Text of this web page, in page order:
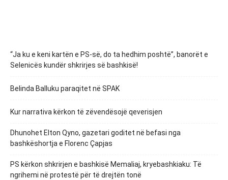
“Ja ku e keni kartën e PS-së, do ta hedhim poshtë”, banorët e
Selenicës kundër shkrirjes së bashkisë!
Belinda Balluku paraqitet në SPAK
Kur narrativa kërkon të zëvendësojë qeverisjen
Dhunohet Elton Qyno, gazetari goditet në befasi nga
bashkëshortja e Florenc Çapjas
PS kërkon shkrirjen e bashkisë Memaliaj, kryebashkiaku: Të
ngrihemi në protestë për të drejtën tonë